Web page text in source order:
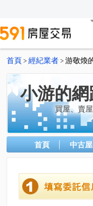
首頁 > 經紀業者 > 游敬煥
小游的
買屋、賣
首頁 中古屋